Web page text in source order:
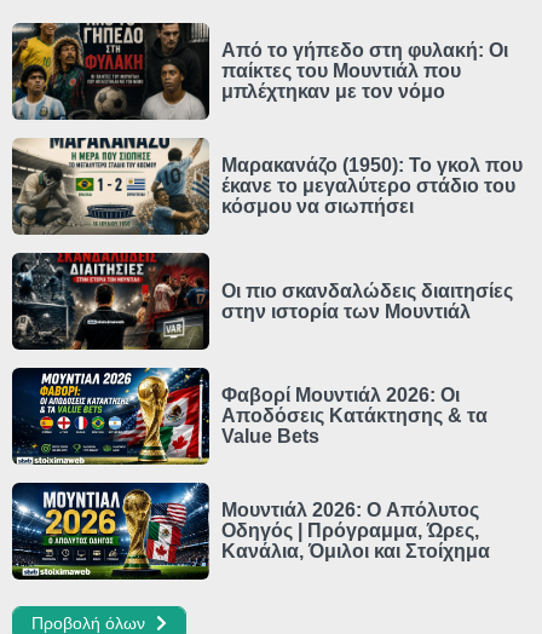
Από το γήπεδο στη φυλακή: Οι
παίκτες του Μουντιάλ που
μπλέχτηκαν με τον νόμο
Μαρακανάζο (1950): Το γκολ που
έκανε το μεγαλύτερο στάδιο του
κόσμου να σιωπήσει
Οι πιο σκανδαλώδεις διαιτησίες
στην ιστορία των Μουντιάλ
Φαβορί Μουντιάλ 2026: Οι
Αποδόσεις Κατάκτησης & τα
Value Bets
Μουντιάλ 2026: Ο Απόλυτος
Οδηγός | Πρόγραμμα, Ώρες,
Κανάλια, Όμιλοι και Στοίχημα
Προβολή όλων